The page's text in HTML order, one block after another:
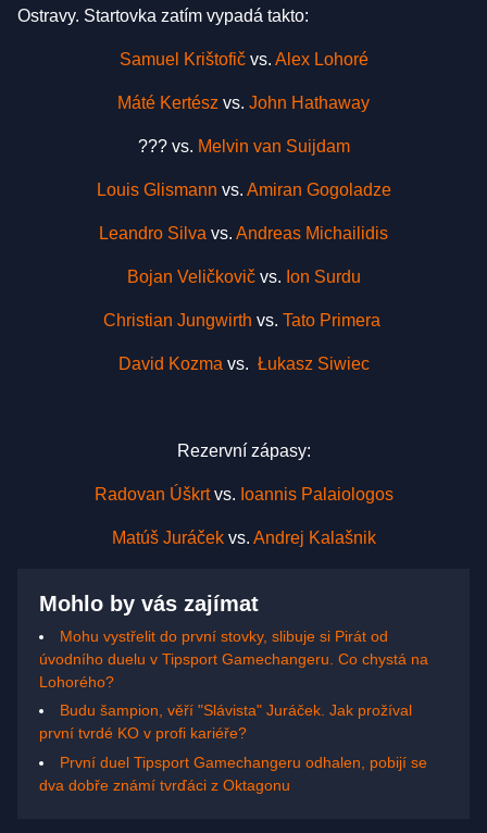
Ostravy. Startovka zatím vypadá takto:
Samuel Krištofičvs. Alex Lohoré
Máté Kertész vs. John Hathaway
??? vs. Melvin van Suijdam
Louis Glismann vs. Amiran Gogoladze
Leandro Silva vs. Andreas Michailidis
Bojan Veličkovičvs. Ion Surdu
Christian Jungwirth vs. Tato Primera
David Kozma vs. Łukasz Siwiec
Rezervní zápasy:
Radovan Úškrtvs. Ioannis Palaiologos
Matúš Juráčekvs. Andrej Kalašnik
Mohlo by vás zajímat
Mohu vystřelit do první stovky, slibuje si Pirát od
úvodního duelu v Tipsport Gamechangeru. Co chystá na
Lohorého?
Budu šampion, věří "Slávista" Juráček. Jak prožíval
první tvrdé KO v profi kariéře?
První duel Tipsport Gamechangeru odhalen, pobijí se
dva dobře známí tvrďáci z Oktagonu